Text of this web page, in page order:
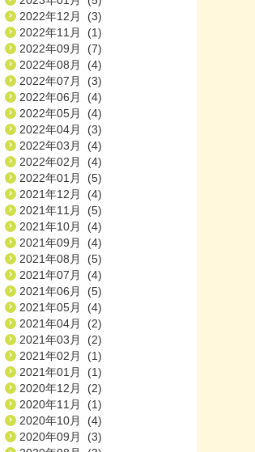
2022年12月 (3)
2022年11月 (1)
2022年09月 (7)
2022年08月 (4)
2022年07月 (3)
2022年06月 (4)
2022年05月 (4)
2022年04月 (3)
2022年03月 (4)
2022年02月 (4)
2022年01月 (5)
2021年12月 (4)
2021年11月 (5)
2021年10月 (4)
2021年09月 (4)
2021年08月 (5)
2021年07月 (4)
2021年06月 (5)
2021年05月 (4)
2021年04月 (2)
2021年03月 (2)
2021年02月 (1)
2021年01月 (1)
2020年12月 (2)
2020年11月 (1)
2020年10月 (4)
2020年09月 (3)